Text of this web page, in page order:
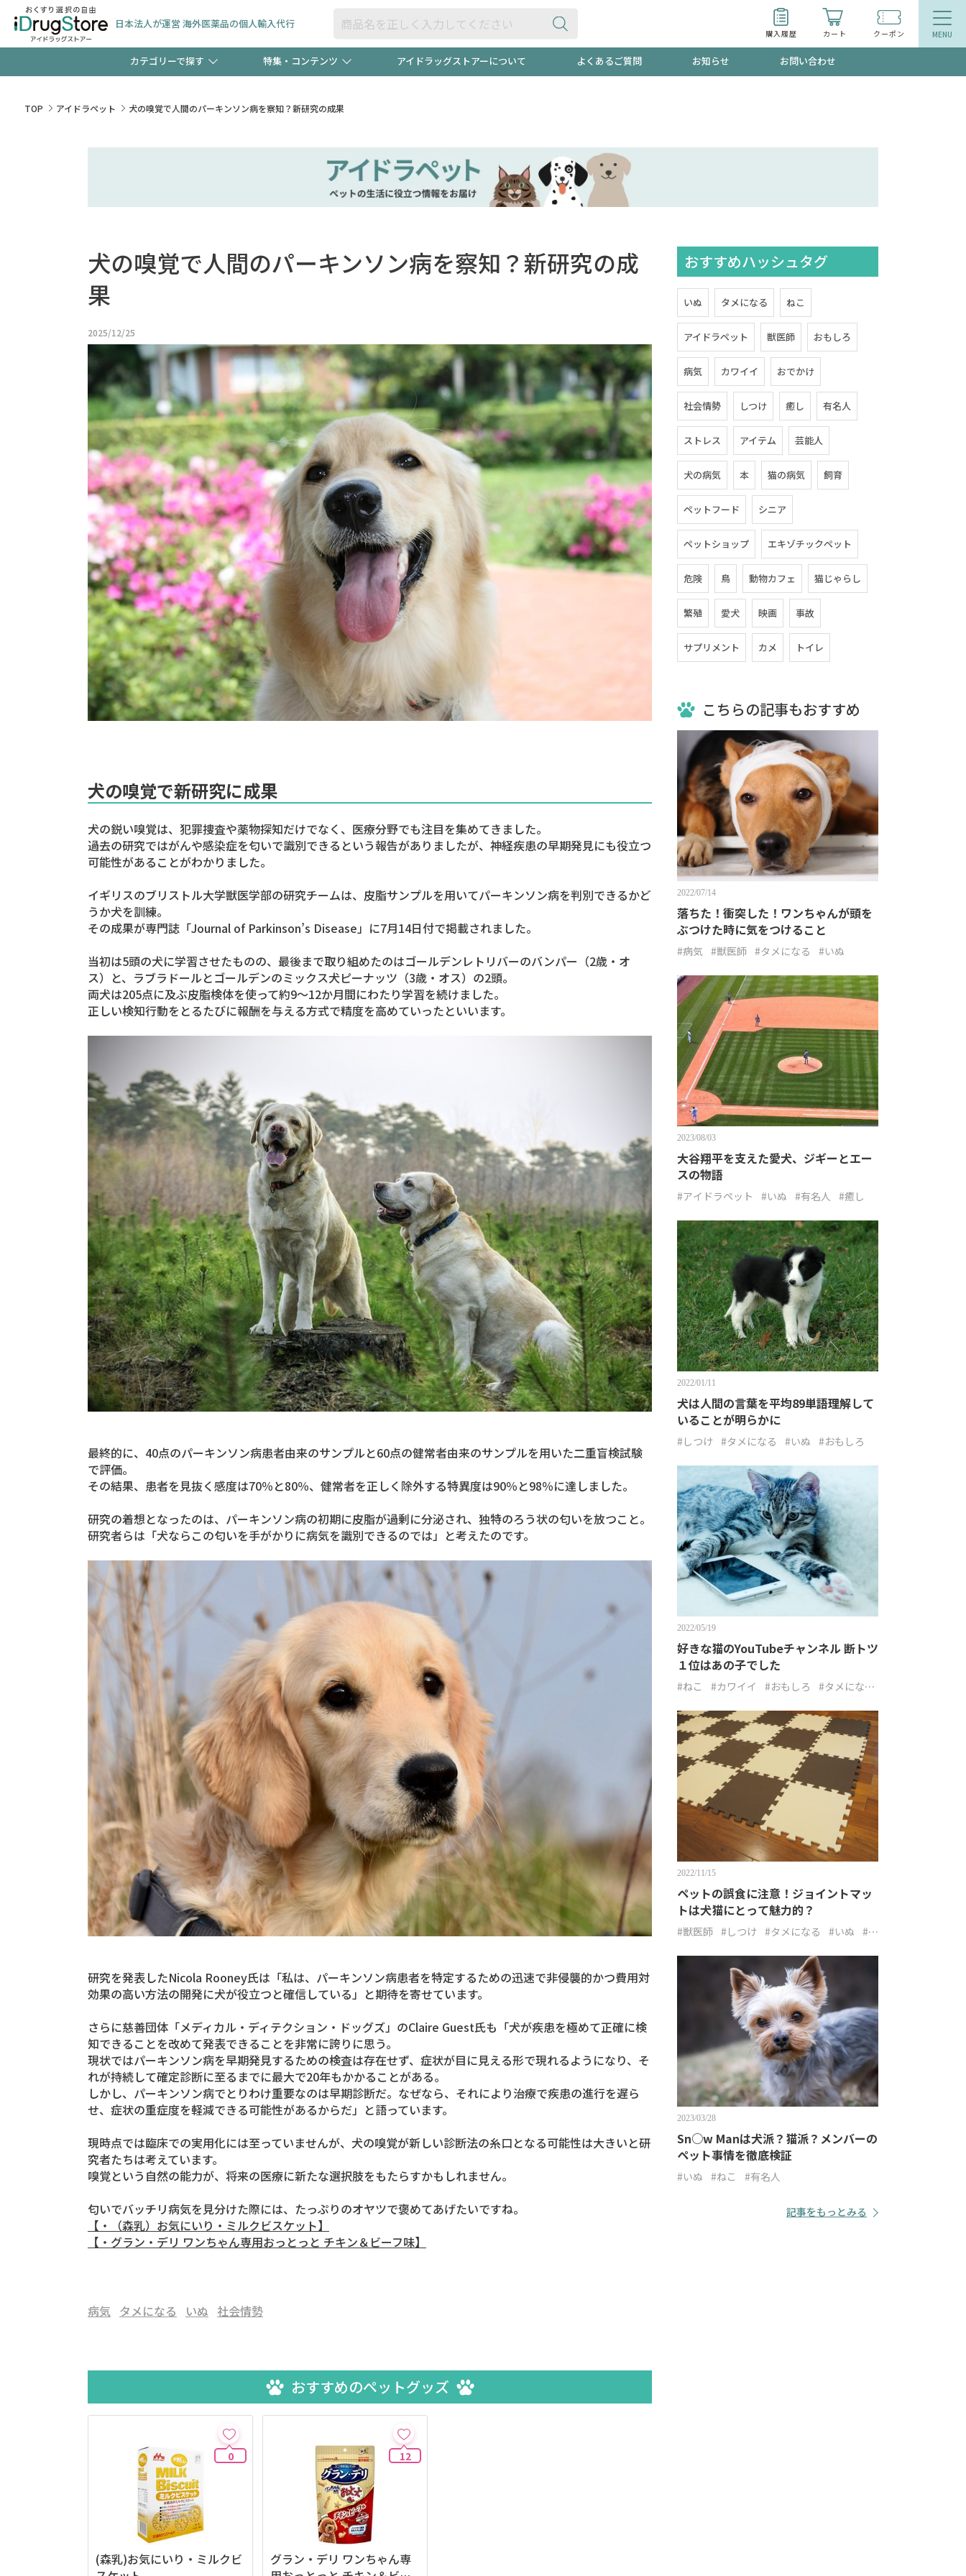
日本法人が運営 海外医薬品の個人輸入代行
購入履歴 カート クーポン
カテゴリーで探す
コンタクトレンズ 一般医薬品(OTC) 衛生用品・日用品 防災用品 食品
ペット用品 オトナ向け
特集・コンテンツ
【早割】お得なクーポン"3種類"出現中！今月のスト
新規登録で！今すぐ使えるクーポンプレゼント中！！ 当店スタッフが贈る音声プログラム
友だち大募集！限定クーポンも不定期配信 今売れているものが一目でわかるランキング
アイドラッグストアーについて よくあるご質問 お知らせ お問い合わせ
TOP アイドラペット 犬の嗅覚で人間のパーキンソン病を察知？新研究の成果
犬の嗅覚で人間のパーキンソン病を察知？新研究の成
果
2025/12/25
犬の嗅覚で新研究に成果
犬の鋭い嗅覚は、犯罪捜査や薬物探知だけでなく、医療分野でも注目を集めてきました。
過去の研究ではがんや感染症を匂いで識別できるという報告がありましたが、神経疾患の早期発見にも役立つ
可能性があることがわかりました。
イギリスのブリストル大学獣医学部の研究チームは、皮脂サンプルを用いてパーキンソン病を判別できるかど
うか犬を訓練。
その成果が専門誌「Journal of Parkinson’s Disease」に7月14日付で掲載されました。
当初は5頭の犬に学習させたものの、最後まで取り組めたのはゴールデンレトリバーのバンパー（2歳・オ
ス）と、ラブラドールとゴールデンのミックス犬ピーナッツ（3歳・オス）の2頭。
両犬は205点に及ぶ皮脂検体を使って約9〜12か月間にわたり学習を続けました。
正しい検知行動をとるたびに報酬を与える方式で精度を高めていったといいます。
最終的に、40点のパーキンソン病患者由来のサンプルと60点の健常者由来のサンプルを用いた二重盲検試験
で評価。
その結果、患者を見抜く感度は70％と80％、健常者を正しく除外する特異度は90％と98％に達しました。
研究の着想となったのは、パーキンソン病の初期に皮脂が過剰に分泌され、独特のろう状の匂いを放つこと。
研究者らは「犬ならこの匂いを手がかりに病気を識別できるのでは」と考えたのです。
研究を発表したNicola Rooney氏は「私は、パーキンソン病患者を特定するための迅速で非侵襲的かつ費用対
効果の高い方法の開発に犬が役立つと確信している」と期待を寄せています。
さらに慈善団体「メディカル・ディテクション・ドッグズ」のClaire Guest氏も「犬が疾患を極めて正確に検
知できることを改めて発表できることを非常に誇りに思う。
現状ではパーキンソン病を早期発見するための検査は存在せず、症状が目に見える形で現れるようになり、そ
れが持続して確定診断に至るまでに最大で20年もかかることがある。
しかし、パーキンソン病でとりわけ重要なのは早期診断だ。なぜなら、それにより治療で疾患の進行を遅ら
せ、症状の重症度を軽減できる可能性があるからだ」と語っています。
現時点では臨床での実用化には至っていませんが、犬の嗅覚が新しい診断法の糸口となる可能性は大きいと研
究者たちは考えています。
嗅覚という自然の能力が、将来の医療に新たな選択肢をもたらすかもしれません。
匂いでバッチリ病気を見分けた際には、たっぷりのオヤツで褒めてあげたいですね。
【・（森乳）お気にいり・ミルクビスケット】
【・グラン・デリ ワンちゃん専用おっとっと チキン＆ビーフ味】
病気 タメになる いぬ 社会情勢
おすすめのペットグッズ
0
(森乳)お気にいり・ミルクビ
12
グラン・デリ ワンちゃん専
おすすめハッシュタグ
いぬ タメになる ねこ
アイドラペット 獣医師 おもしろ
病気 カワイイ おでかけ
社会情勢 しつけ 癒し 有名人
ストレス アイテム 芸能人
犬の病気 本 猫の病気 飼育
ペットフード シニア
ペットショップ エキゾチックペット
危険 鳥 動物カフェ 猫じゃらし
繁殖 愛犬 映画 事故
サプリメント カメ トイレ
こちらの記事もおすすめ
2022/07/14
落ちた！衝突した！ワンちゃんが頭を
ぶつけた時に気をつけること
#病気 #獣医師 #タメになる #いぬ
2023/08/03
大谷翔平を支えた愛犬、ジギーとエー
スの物語
#アイドラペット #いぬ #有名人 #癒し
2022/01/11
犬は人間の言葉を平均89単語理解して
いることが明らかに
#しつけ #タメになる #いぬ #おもしろ
2022/05/19
好きな猫のYouTubeチャンネル 断トツ
１位はあの子でした
#ねこ #カワイイ #おもしろ
#タメにな
2022/11/15
ペットの誤食に注意！ジョイントマッ
トは犬猫にとって魅力的？
#獣医師 #しつけ #タメになる #いぬ #ね
2023/03/28
Sn○w Manは犬派？猫派？メンバーの
ペット事情を徹底検証
#いぬ #ねこ #有名人
記事をもっとみる